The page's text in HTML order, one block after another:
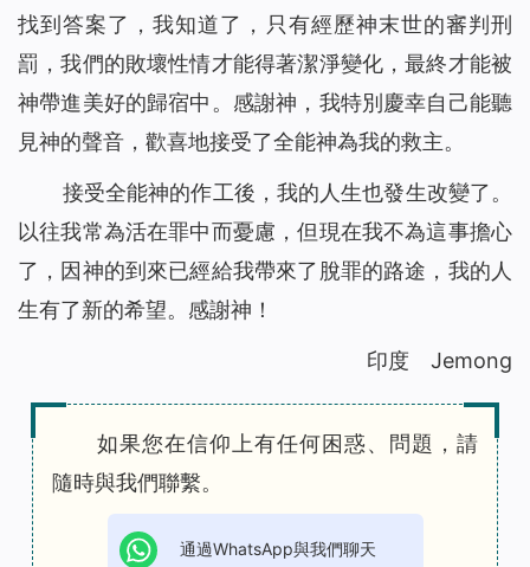
找到答案了，我知道了，只有經歷神末世的審判刑
罰，我們的敗壞性情才能得著潔淨變化，最終才能被
神帶進美好的歸宿中。感謝神，我特別慶幸自己能聽
見神的聲音，歡喜地接受了全能神為我的救主。
接受全能神的作工後，我的人生也發生改變了。
以往我常為活在罪中而憂慮，但現在我不為這事擔心
了，因神的到來已經給我帶來了脫罪的路途，我的人
生有了新的希望。感謝神！
印度 Jemong
如果您在信仰上有任何困惑、問題，請
隨時與我們聯繫。
通過WhatsApp與我們聊天